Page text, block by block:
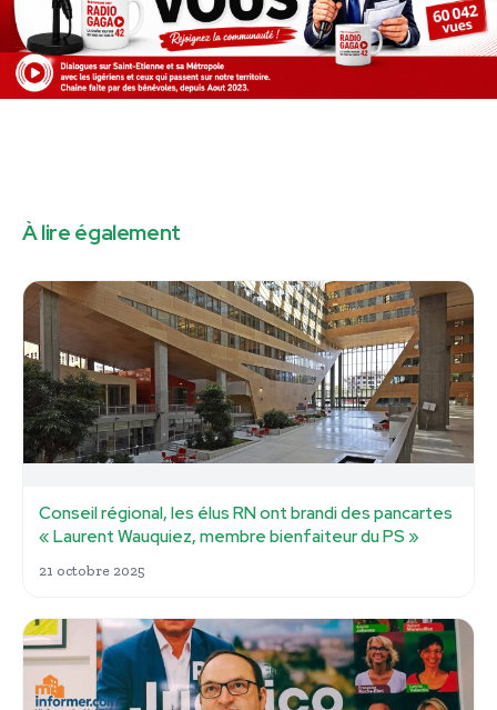
À lire également
Conseil régional, les élus RN ont brandi des pancartes
« Laurent Wauquiez, membre bienfaiteur du PS »
21 octobre 2025